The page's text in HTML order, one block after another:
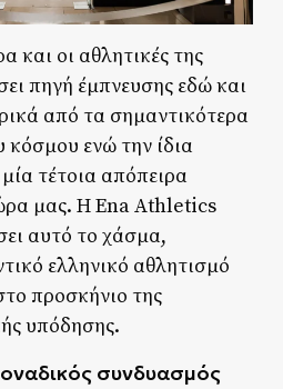
και οι αθλητικές της
πηγή έμπνευσης εδώ και
από τα σημαντικότερα
ενώ την ίδια
μία τέτοια απόπειρα
μας. Η Ena Athletics
αυτό το χάσμα,
ελληνικό αθλητισμό
προσκήνιο της
υπόδησης.
συνδυασμός